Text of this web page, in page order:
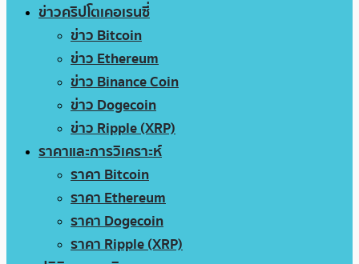
ข่าวคริปโตเคอเรนซี่
ข่าว Bitcoin
ข่าว Ethereum
ข่าว Binance Coin
ข่าว Dogecoin
ข่าว Ripple (XRP)
ราคาและการวิเคราะห์
ราคา Bitcoin
ราคา Ethereum
ราคา Dogecoin
ราคา Ripple (XRP)